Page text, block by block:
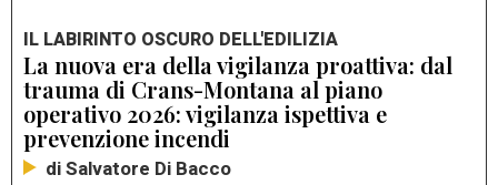
IL LABIRINTO OSCURO DELL'EDILIZIA
La nuova era della vigilanza proattiva: dal
trauma di Crans-Montana al piano
operativo 2026: vigilanza ispettiva e
prevenzione incendi
di Salvatore Di Bacco